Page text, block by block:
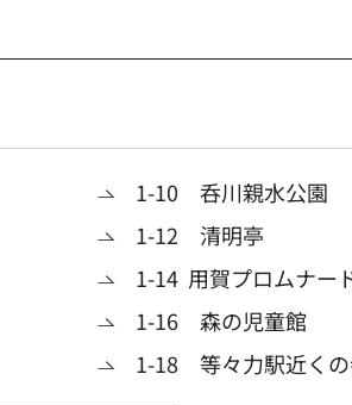
1-10 呑川親水公園
1-12 清明亭
1-14 用賀プロムナー
1-16 森の児童館
1-18 等々力駅近くの